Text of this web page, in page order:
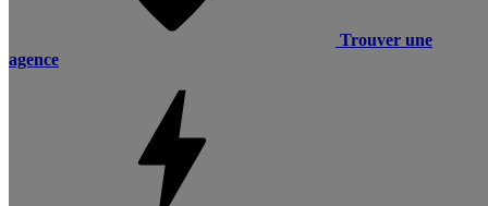
Trouver une
agence